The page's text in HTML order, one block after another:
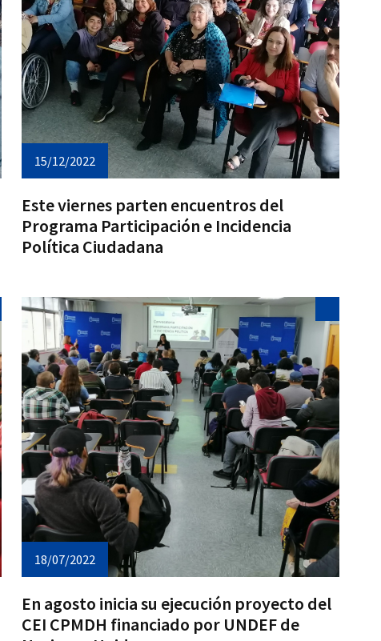
15/12/2022
Este viernes parten encuentros del
Programa Participación e Incidencia
Política Ciudadana
18/07/2022
En agosto inicia su ejecución proyecto del
CEI CPMDH financiado por UNDEF de